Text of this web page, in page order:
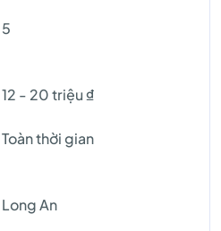
5
12 - 20 triệu ₫
Toàn thời gian
Long An